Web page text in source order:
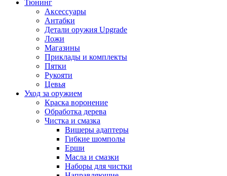
Тюнинг
Аксессуары
Антабки
Детали оружия Upgrade
Ложи
Магазины
Приклады и комплекты
Пятки
Рукояти
Цевья
Уход за оружием
Краска воронение
Обработка дерева
Чистка и смазка
Вишеры адаптеры
Гибкие шомполы
Ерши
Масла и смазки
Наборы для чистки